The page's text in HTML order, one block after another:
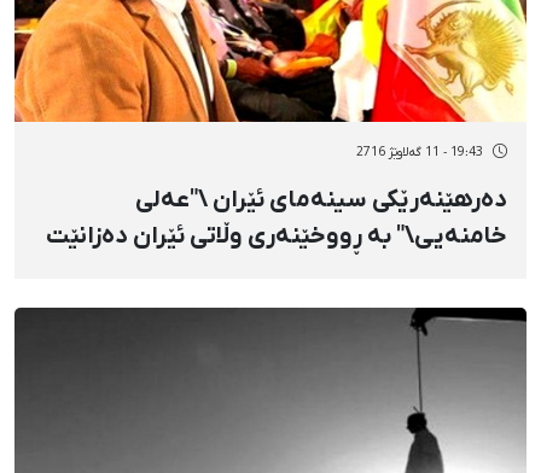
19:43 - 11 گەلاوێژ 2716
دەرهێنەرێکی سینەمای ئێران \"عەلی
خامنەیی\" بە ڕووخێنەری وڵاتی ئێران دەزانێت